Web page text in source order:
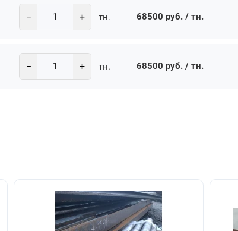
− + тн. 68500 руб. / тн.
− + тн. 68500 руб. / тн.